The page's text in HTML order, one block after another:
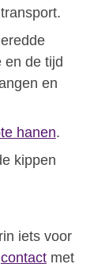
en de tijd
en
hanen.
kippen
iets voor
contactmet